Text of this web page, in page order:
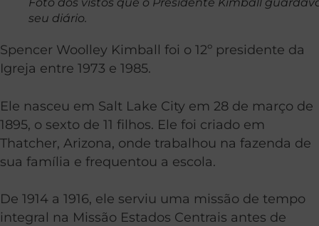
seu diário.
Spencer Woolley Kimball foi o 12º presidente da
Igreja entre 1973 e 1985.
Ele nasceu em Salt Lake City em 28 de março de
1895, o sexto de 11 filhos. Ele foi criado em
Thatcher, Arizona, onde trabalhou na fazenda de
sua família e frequentou a escola.
De 1914 a 1916, ele serviu uma missão de tempo
integral na Missão Estados Centrais antes de